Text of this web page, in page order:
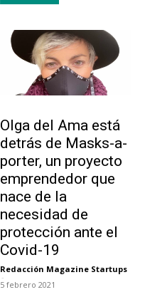
Olga del Ama está
detrás de Masks-a-
porter, un proyecto
emprendedor que
nace de la
necesidad de
protección ante el
Covid-19
Redacción Magazine Startups
-
5 febrero 2021